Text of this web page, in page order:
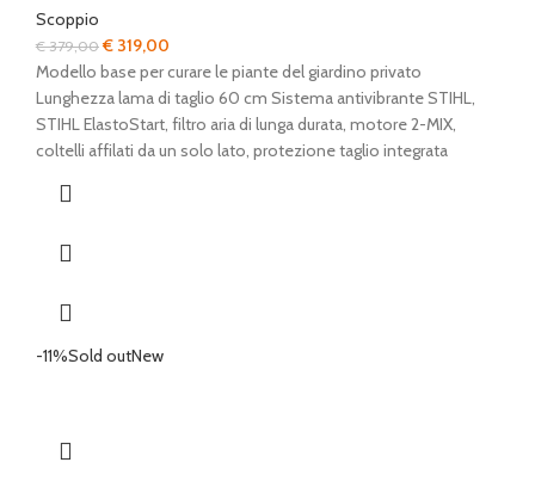
Scoppio
€379,00Il
prezzo
originale
era:
€ 379,00.
€ 319,00
prezzo
attuale
è:
€ 319,00.
Modello base per curare le piante del giardino privato
Lunghezza lama di taglio 60 cm Sistema antivibrante STIHL,
STIHL ElastoStart, filtro aria di lunga durata, motore 2-MIX,
coltelli affilati da un solo lato, protezione taglio integrata
-11%Sold outNew